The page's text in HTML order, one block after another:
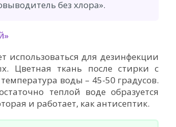
без хлора».
использоваться для дезинфекции
Цветная ткань после стирки с
воды – 45-50 градусов.
теплой воде образуется
и работает, как антисептик.